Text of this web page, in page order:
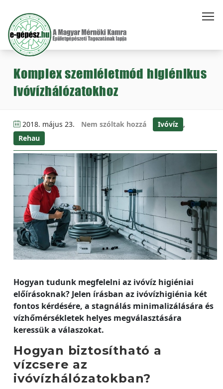
Komplex szemléletmód higiénikus
ivóvízhálózatokhoz
2018. május 23. Nem szóltak hozzá Ivóvíz ,
Rehau
Hogyan tudunk megfelelni az ivóvíz higiéniai
előírásoknak? Jelen írásban az ivóvízhigiénia két
fontos kérdésére, a stagnálás minimalizálására és
vízhőmérsékletek helyes megválasztására
keressük a válaszokat.
Hogyan biztosítható a
vízcsere az
ivóvízhálózatokban?